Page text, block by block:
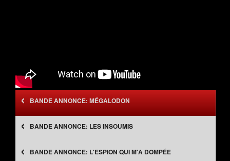
‹ MÉGALODON
‹ LES INSOUMIS
‹ L'ESPION QUI M'A DOMPÉE